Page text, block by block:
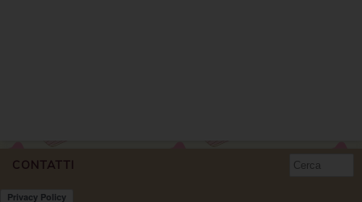
CONTATTI